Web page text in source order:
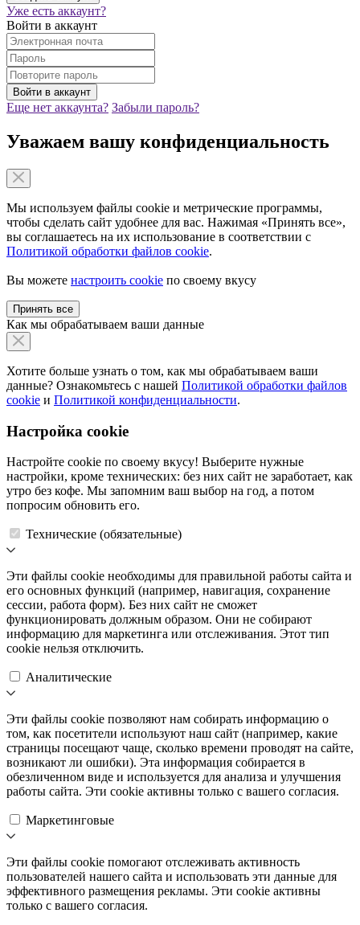
Уже есть аккаунт?
Войти в аккаунт
Еще нет аккаунта? Забыли пароль?
Уважаем вашу конфиденциальность
Мы используем файлы cookie и метрические программы,
чтобы сделать сайт удобнее для вас. Нажимая «Принять все»,
вы соглашаетесь на их использование в соответствии с
Политикой обработки файлов cookie.
Вы можете настроить cookie по своему вкусу
Принять все
Как мы обрабатываем ваши данные
Хотите больше узнать о том, как мы обрабатываем ваши
данные? Ознакомьтесь с нашей Политикой обработки файлов
cookie и Политикой конфиденциальности.
Настройка cookie
Настройте cookie по своему вкусу! Выберите нужные
настройки, кроме технических: без них сайт не заработает, как
утро без кофе. Мы запомним ваш выбор на год, а потом
попросим обновить его.
Технические (обязательные)
Эти файлы cookie необходимы для правильной работы сайта и
его основных функций (например, навигация, сохранение
сессии, работа форм). Без них сайт не сможет
функционировать должным образом. Они не собирают
информацию для маркетинга или отслеживания. Этот тип
cookie нельзя отключить.
Аналитические
Эти файлы cookie позволяют нам собирать информацию о
том, как посетители используют наш сайт (например, какие
страницы посещают чаще, сколько времени проводят на сайте,
возникают ли ошибки). Эта информация собирается в
обезличенном виде и используется для анализа и улучшения
работы сайта. Эти cookie активны только с вашего согласия.
Маркетинговые
Эти файлы cookie помогают отслеживать активность
пользователей нашего сайта и использовать эти данные для
эффективного размещения рекламы. Эти cookie активны
только с вашего согласия.